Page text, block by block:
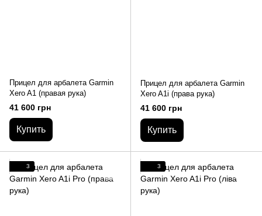
Прицел для арбалета Garmin
Xero A1 (правая рука)
41 600 грн
Купить
Прицел для арбалета Garmin
Xero A1i (права рука)
41 600 грн
Купить
3 3